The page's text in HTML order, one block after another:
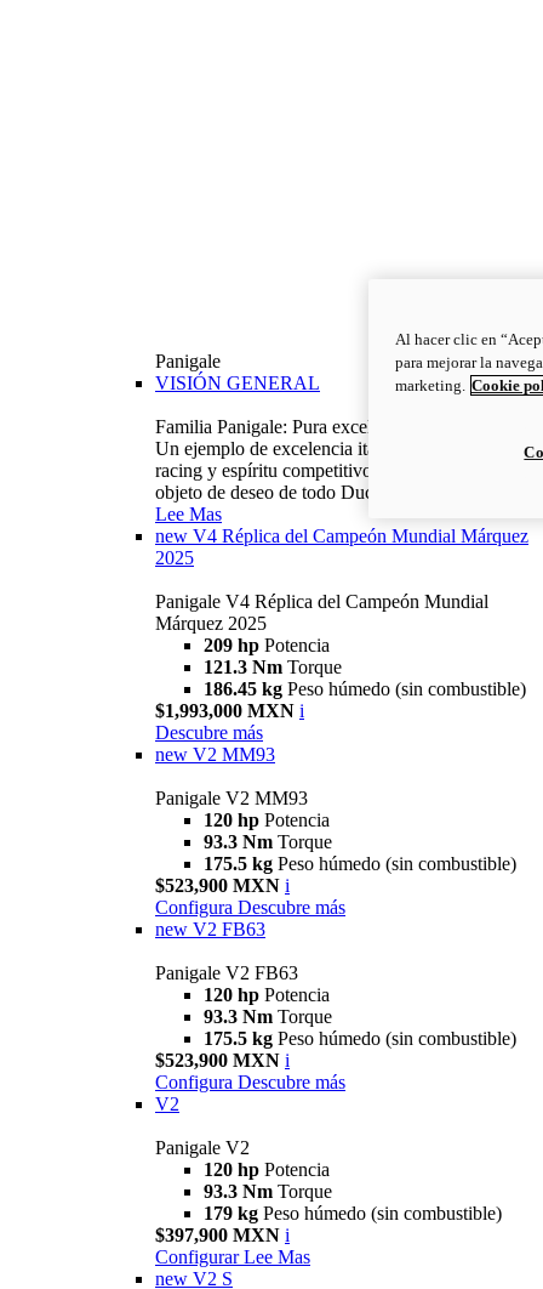
Panigale
VISIÓN GENERAL
Familia Panigale: Pura excelencia italiana.
Un ejemplo de excelencia italiana, con ADN
racing y espíritu competitivo: la Panigale es el
objeto de deseo de todo Ducatista.
Lee Mas
new V4 Réplica del Campeón Mundial Márquez
2025
Panigale V4 Réplica del Campeón Mundial
Márquez 2025
209 hp Potencia
121.3 Nm Torque
186.45 kg Peso húmedo (sin combustible)
$1,993,000 MXN i
Descubre más
new V2 MM93
Panigale V2 MM93
120 hp Potencia
93.3 Nm Torque
175.5 kg Peso húmedo (sin combustible)
$523,900 MXN i
Configura Descubre más
new V2 FB63
Panigale V2 FB63
120 hp Potencia
93.3 Nm Torque
175.5 kg Peso húmedo (sin combustible)
$523,900 MXN i
Configura Descubre más
V2
Panigale V2
120 hp Potencia
93.3 Nm Torque
179 kg Peso húmedo (sin combustible)
$397,900 MXN i
Configurar Lee Mas
new V2 S
Al hacer clic en
para mejorar la
marketing. Cookie